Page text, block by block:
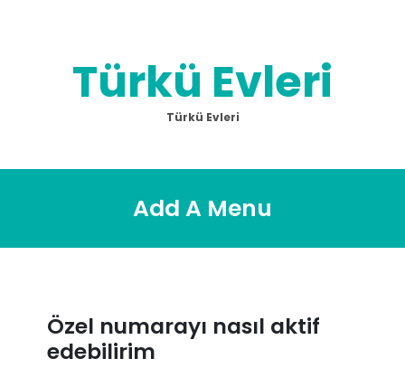
Türkü Evleri
Türkü Evleri
Add A Menu
Özel numarayı nasıl aktif
edebilirim